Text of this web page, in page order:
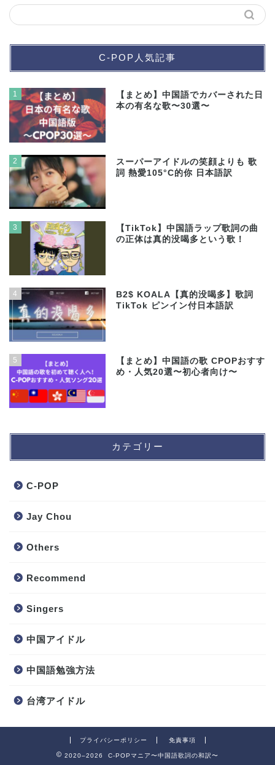
C-POP人気記事
1
【まとめ】中国語でカバーされた日
本の有名な歌〜30選〜
2
スーパーアイドルの笑顔よりも 歌
詞 熱愛105°C的你 日本語訳
3
【TikTok】中国語ラップ歌詞の曲
の正体は真的没喝多という歌！
4
B2$ KOALA【真的没喝多】歌詞
TikTok ピンイン付日本語訳
5
【まとめ】中国語の歌 CPOPおすす
め・人気20選〜初心者向け〜
カテゴリー
C-POP
Jay Chou
Others
Recommend
Singers
中国アイドル
中国語勉強方法
台湾アイドル
プライバシーポリシー 免責事項
2020–2026 C-POPマニア〜中国語歌詞の和訳〜